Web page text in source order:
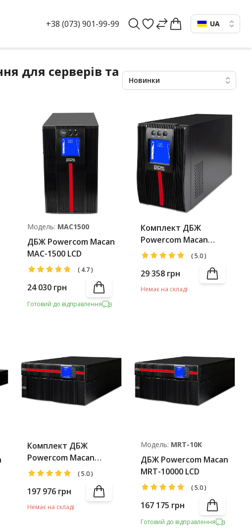
+38 (073) 901-99-99 UA
для серверів та
Новинки
Модель: MAC1500
ДБЖ Powercom Macan
MAC-1500 LCD
( 4.7)
24 030 грн
Готовий до відправлення
Комплект ДБЖ
Powercom Macan
MAC-1000 LCD +
(5.0)
29 358 грн
Немає на складі
Комплект ДБЖ
Powercom Macan
MRT-10000 LCD +
(5.0)
197 976 грн
Немає на складі
Модель: MRT-10K
ДБЖ Powercom Macan
MRT-10000 LCD
(5.0)
167 175 грн
Готовий до відправлення